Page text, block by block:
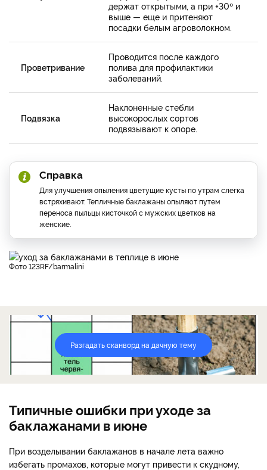
держат открытыми, а при +30º и
выше — еще и притеняют
посадки белым агроволокном.
Проветривание
Проводится после каждого
полива для профилактики
заболеваний.
Подвязка
Наклоненные стебли
высокорослых сортов
подвязывают к опоре.
Справка
Для улучшения опыления цветущие кусты по утрам слегка
встряхивают. Тепличные баклажаны опыляют путем
переноса пыльцы кисточкой с мужских цветков на
женские.
фото 123RF/barmalini
Разгадать сканворд на дачную тему
Типичные ошибки при уходе за
баклажанами в июне
При возделывании баклажанов в начале лета важно
избегать промахов, которые могут привести к скудному,